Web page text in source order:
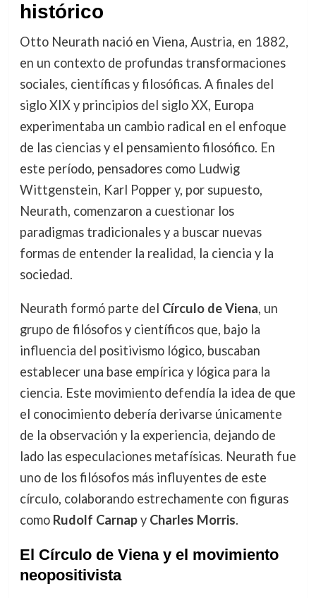
histórico
Otto Neurath nació en Viena, Austria, en 1882,
en un contexto de profundas transformaciones
sociales, científicas y filosóficas. A finales del
siglo XIX y principios del siglo XX, Europa
experimentaba un cambio radical en el enfoque
de las ciencias y el pensamiento filosófico. En
este período, pensadores como Ludwig
Wittgenstein, Karl Popper y, por supuesto,
Neurath, comenzaron a cuestionar los
paradigmas tradicionales y a buscar nuevas
formas de entender la realidad, la ciencia y la
sociedad.
Neurath formó parte del Círculo de Viena, un
grupo de filósofos y científicos que, bajo la
influencia del positivismo lógico, buscaban
establecer una base empírica y lógica para la
ciencia. Este movimiento defendía la idea de que
el conocimiento debería derivarse únicamente
de la observación y la experiencia, dejando de
lado las especulaciones metafísicas. Neurath fue
uno de los filósofos más influyentes de este
círculo, colaborando estrechamente con figuras
como Rudolf Carnapy Charles Morris.
El Círculo de Viena y el movimiento
neopositivista